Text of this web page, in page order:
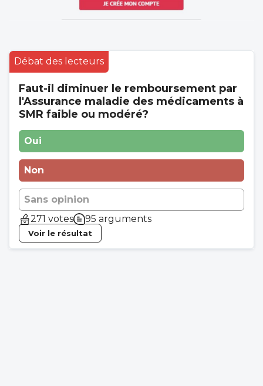
Débat des lecteurs
Faut-il diminuer le remboursement par
l'Assurance maladie des médicaments à
SMR faible ou modéré?
Oui
Non
Sans opinion
271 votes
95 arguments
Voir le résultat